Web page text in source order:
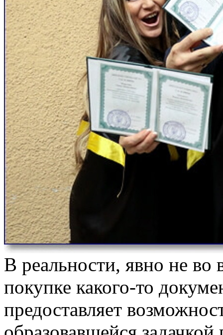
В реальности, явно не во
покупке какого-то
предоставляет